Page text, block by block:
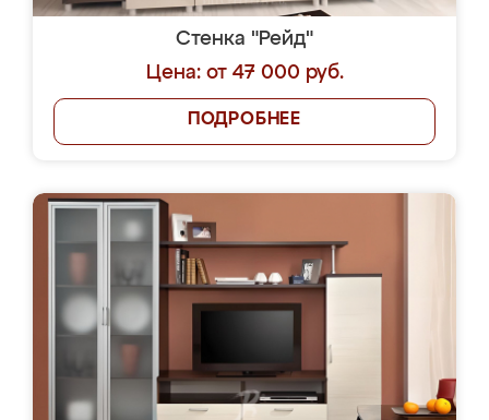
Стенка "Рейд"
Цена: от 47 000 руб.
ПОДРОБНЕЕ